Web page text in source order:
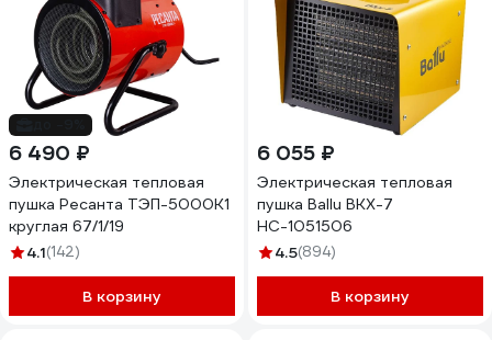
6 490 ₽
Электрическая тепловая
пушка Ресанта ТЭП-5000К1
круглая 67/1/19
4.1(142)
В корзину
6 055 ₽
Электрическая тепловая
пушка Ballu BKX-7
НС-1051506
4.5(894)
В корзину